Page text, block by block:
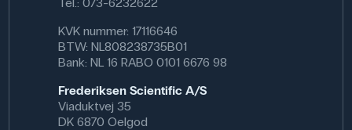
KVK nummer: 17116646
BTW: NL808238735B01
Bank: NL 16 RABO 0101 6676 98
Frederiksen Scientific A/S
Viaduktvej 35
DK 6870 Oelgod